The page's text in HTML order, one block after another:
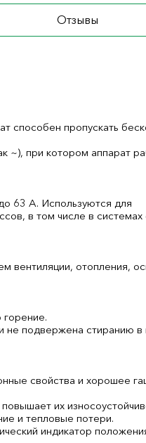
Отзывы
способен пропускать
~), при котором аппарат
63 А. Используются для
в том числе в
вентиляции, отопления,
не подвержена стиранию в
свойства и хорошее
их
и тепловые потери.
индикатор